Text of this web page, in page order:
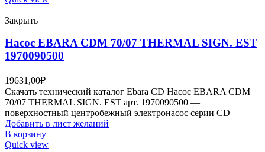
Закрыть
Насос EBARA CDM 70/07 THERMAL SIGN. EST
1970090500
19631,00₽
Скачать технический каталог Ebara CD Насос EBARA CDM
70/07 THERMAL SIGN. EST арт. 1970090500 —
поверхностный центробежный электронасос серии CD
Добавить в лист желаний
В корзину
Quick view